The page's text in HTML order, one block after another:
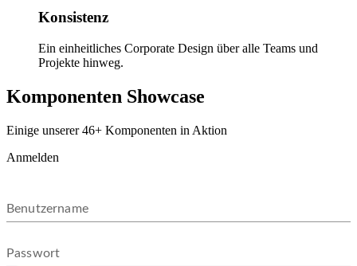
Konsistenz
Ein einheitliches Corporate Design über alle Teams und
Projekte hinweg.
Komponenten Showcase
Einige unserer 46+ Komponenten in Aktion
Anmelden
Benutzername
Passwort